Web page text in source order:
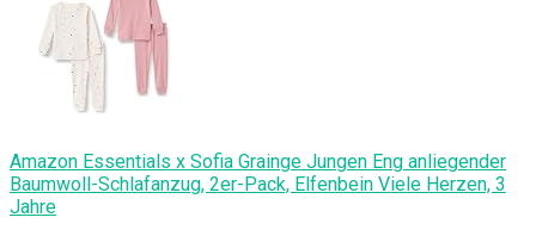
Amazon Essentials x Sofia Grainge Jungen Eng anliegender
Baumwoll-Schlafanzug, 2er-Pack, Elfenbein Viele Herzen, 3
Jahre